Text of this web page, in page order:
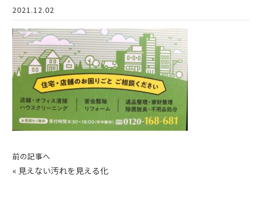
2021.12.02
前の記事へ
« 見えない汚れを見える化